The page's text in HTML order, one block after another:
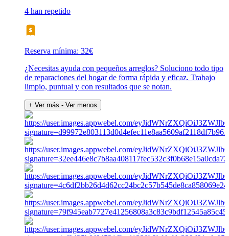
4 han repetido
Reserva mínima: 32€
¿Necesitas ayuda con pequeños arreglos? Soluciono todo tipo
de reparaciones del hogar de forma rápida y eficaz. Trabajo
limpio, puntual y con resultados que se notan.
+ Ver más - Ver menos